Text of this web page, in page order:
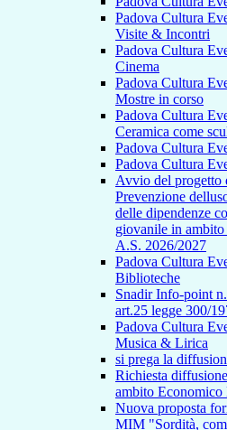
Padova Cultura
Visite & Incontri
Padova Cultura
Cinema
Padova Cultura
Mostre in corso
Padova Cultura
Ceramica come
Padova Cultura
Padova Cultura
Avvio del progetto
Prevenzione
delle dipendenze
giovanile in
A.S. 2026/2027
Padova Cultura
Biblioteche
Snadir Info-point
art.25 legge 300/
Padova Cultura
Musica & Lirica
si prega la
Richiesta
ambito Economico
Nuova proposta
MIM "Sordità,